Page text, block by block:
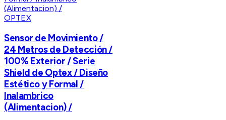
OPTEX
Sensor de Movimiento /
24 Metros de Detección /
100% Exterior / Serie
Shield de Optex / Diseño
Estético y Formal /
Inalambrico
(Alimentacion) /